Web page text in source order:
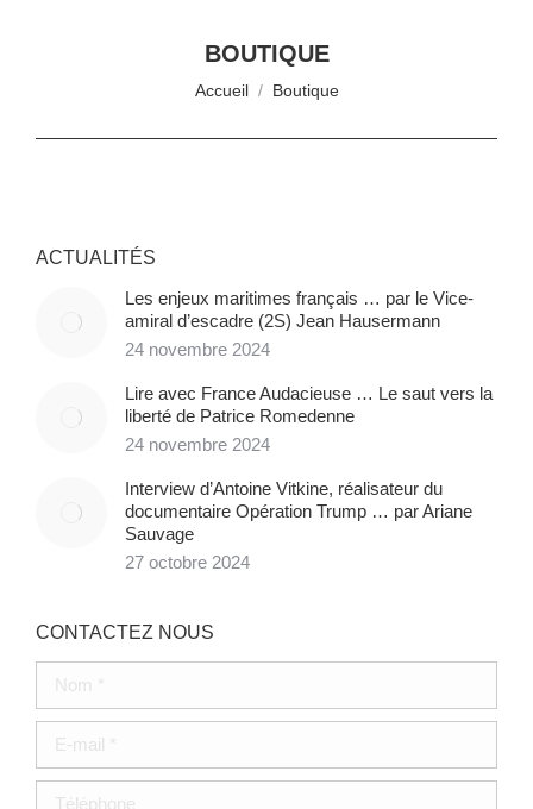
BOUTIQUE
Vous êtes ici :
Accueil Boutique
ACTUALITÉS
Les enjeux maritimes français … par le Vice-
amiral d’escadre (2S) Jean Hausermann
24 novembre 2024
Lire avec France Audacieuse … Le saut vers la
liberté de Patrice Romedenne
24 novembre 2024
Interview d’Antoine Vitkine, réalisateur du
documentaire Opération Trump … par Ariane
Sauvage
27 octobre 2024
CONTACTEZ NOUS